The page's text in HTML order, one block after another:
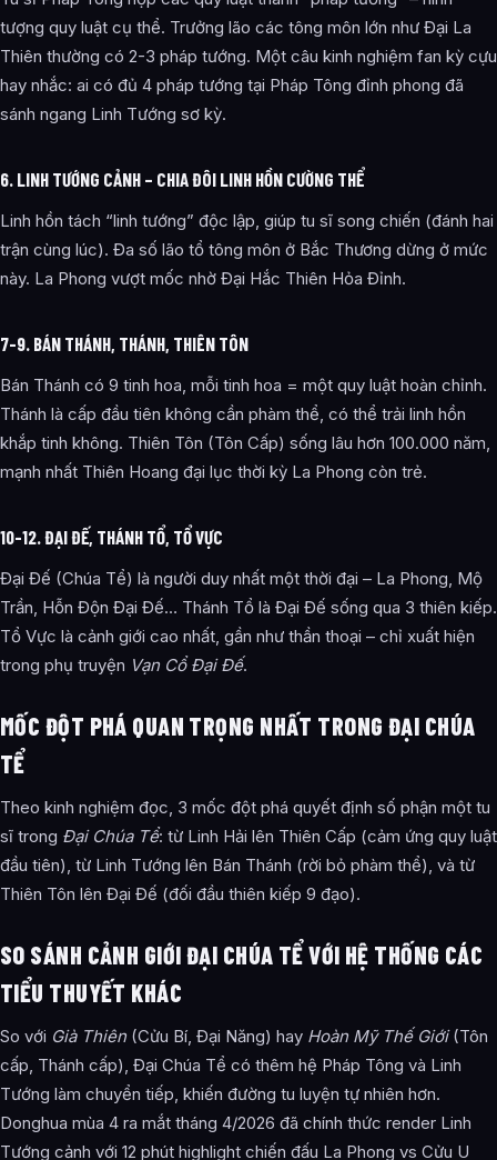
tượng quy luật cụ thể. Trưởng lão các tông môn lớn như Đại La
Thiên thường có 2-3 pháp tướng. Một câu kinh nghiệm fan kỳ cựu
hay nhắc: ai có đủ 4 pháp tướng tại Pháp Tông đỉnh phong đã
sánh ngang Linh Tướng sơ kỳ.
6. LINH TƯỚNG CẢNH – CHIA ĐÔI LINH HỒN CƯỜNG THỂ
Linh hồn tách “linh tướng” độc lập, giúp tu sĩ song chiến (đánh hai
trận cùng lúc). Đa số lão tổ tông môn ở Bắc Thương dừng ở mức
này. La Phong vượt mốc nhờ Đại Hắc Thiên Hỏa Đỉnh.
7-9. BÁN THÁNH, THÁNH, THIÊN TÔN
Bán Thánh có 9 tinh hoa, mỗi tinh hoa = một quy luật hoàn chỉnh.
Thánh là cấp đầu tiên không cần phàm thể, có thể trải linh hồn
khắp tinh không. Thiên Tôn (Tôn Cấp) sống lâu hơn 100.000 năm,
mạnh nhất Thiên Hoang đại lục thời kỳ La Phong còn trẻ.
10-12. ĐẠI ĐẾ, THÁNH TỔ, TỔ VỰC
Đại Đế (Chúa Tể) là người duy nhất một thời đại – La Phong, Mộ
Trần, Hỗn Độn Đại Đế… Thánh Tổ là Đại Đế sống qua 3 thiên kiếp.
Tổ Vực là cảnh giới cao nhất, gần như thần thoại – chỉ xuất hiện
trong phụ truyện Vạn Cổ Đại Đế.
MỐC ĐỘT PHÁ QUAN TRỌNG NHẤT TRONG ĐẠI CHÚA
TỂ
Theo kinh nghiệm đọc, 3 mốc đột phá quyết định số phận một tu
sĩ trong Đại Chúa Tể: từ Linh Hải lên Thiên Cấp (cảm ứng quy luật
đầu tiên), từ Linh Tướng lên Bán Thánh (rời bỏ phàm thể), và từ
Thiên Tôn lên Đại Đế (đối đầu thiên kiếp 9 đạo).
SO SÁNH CẢNH GIỚI ĐẠI CHÚA TỂ VỚI HỆ THỐNG CÁC
TIỂU THUYẾT KHÁC
So với Già Thiên (Cửu Bí, Đại Năng) hay Hoàn Mỹ Thế Giới(Tôn
cấp, Thánh cấp), Đại Chúa Tể có thêm hệ Pháp Tông và Linh
Tướng làm chuyển tiếp, khiến đường tu luyện tự nhiên hơn.
Donghua mùa 4 ra mắt tháng 4/2026 đã chính thức render Linh
Tướng cảnh với 12 phút highlight chiến đấu La Phong vs Cửu U